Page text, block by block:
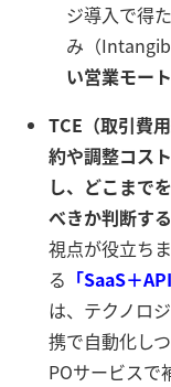
ジ導入で得
み（
い営業モー
TCE（取引費用
約や調整コス
し、どこまで
べきか判断す
視点が役立ち
る 「SaaS＋
は、テクノロ
携で自動化し
POサービスで